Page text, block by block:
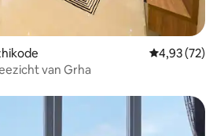
Gemiddelde
4,93 (72)
van Grha